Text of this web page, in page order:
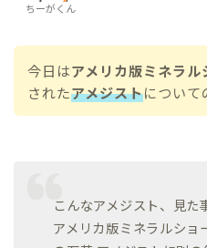
ちーがくん
今日はアメリカ版ミネラル
されたアメジストについて
こんなアメジスト、見た
アメリカ版ミネラルショ